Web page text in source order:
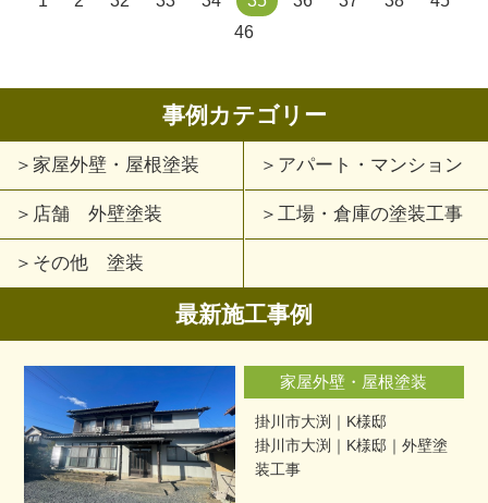
46
事例カテゴリー
家屋外壁・屋根塗装 アパート・マンション
店舗 外壁塗装 工場・倉庫の塗装工事
その他 塗装
最新施工事例
家屋外壁・屋根塗装
掛川市大渕｜K様邸
掛川市大渕｜K様邸｜外壁塗
装工事